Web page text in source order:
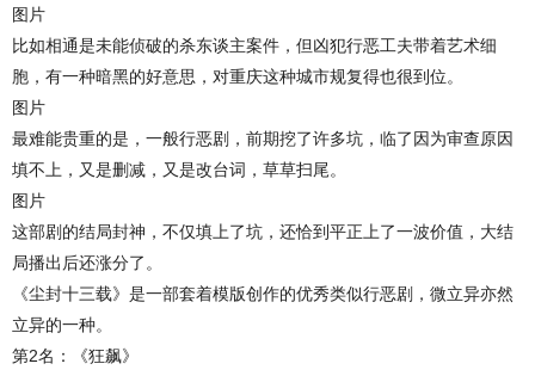
图片
比如相通是未能侦破的杀东谈主案件，但凶犯行恶工夫带着艺术细
胞，有一种暗黑的好意思，对重庆这种城市规复得也很到位。
图片
最难能贵重的是，一般行恶剧，前期挖了许多坑，临了因为审查原因
填不上，又是删减，又是改台词，草草扫尾。
图片
这部剧的结局封神，不仅填上了坑，还恰到平正上了一波价值，大结
局播出后还涨分了。
《尘封十三载》是一部套着模版创作的优秀类似行恶剧，微立异亦然
立异的一种。
第2名：《狂飙》